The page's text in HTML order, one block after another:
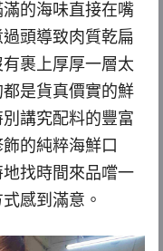
的海味直接在嘴
頭導致肉質乾扁
裹上厚厚一層太
是貨真價實的鮮
講究配料的豐富
的純粹海鮮口
找時間來品嚐一
感到滿意。